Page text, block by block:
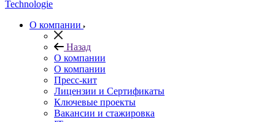
О компании
Назад
О компании
О компании
Пресс-кит
Лицензии и Сертификаты
Ключевые проекты
Вакансии и стажировка